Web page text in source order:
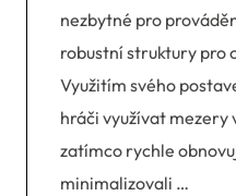
nezbytné pro
robustní struktury pro
Využitím svého
hráči využívat mezery
zatímco rychle
minimalizovali …